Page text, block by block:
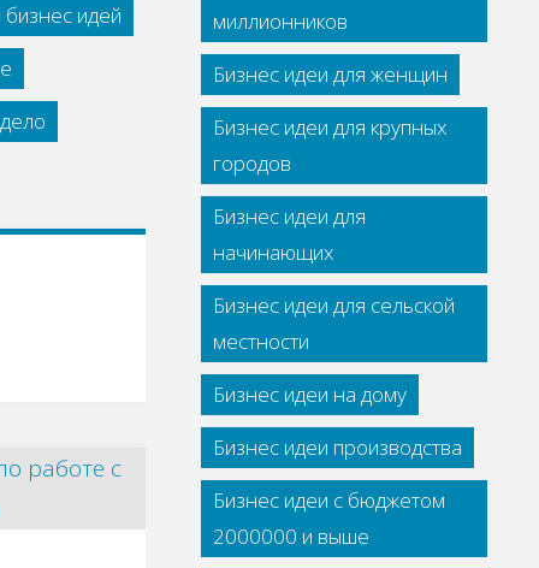
идей
миллионников
Бизнес идеи для женщин
Бизнес идеи для крупных
городов
Бизнес идеи для
начинающих
Бизнес идеи для сельской
местности
Бизнес идеи на дому
Бизнес идеи производства
Бизнес идеи с бюджетом
2000000 и выше